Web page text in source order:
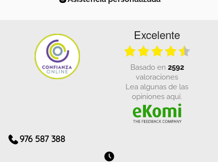
Excelente
basado en 2592
valoraciones
Lea algunas de las
opiniones aquí.
976 587 388